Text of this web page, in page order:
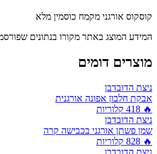
קוסקוס אורגני מקמח כוסמין מלא
המידע המוצג באתר מקורו בנתונים
מוצרים דומים
ניצת הדובדבן
אבקת חלבון אפונה אורגנית
🔥
418 קלוריות
ניצת הדובדבן
שמן פשתן אורגני בכבישה קרה
🔥
828 קלוריות
ניצת הדובדבן